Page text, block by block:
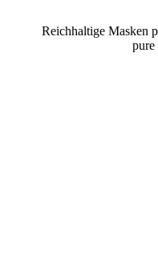
Reichhaltige Masken
pure